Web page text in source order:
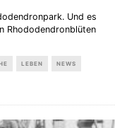
Und es
Rhododendronblüten
LEBEN NEWS